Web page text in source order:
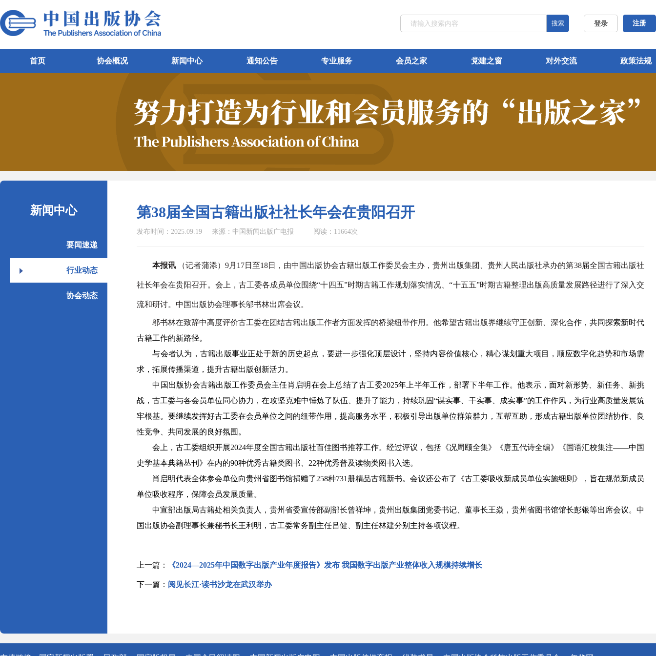
登录 注册
搜索
首页 协会概况 新闻中心 通知公告 专业服务 会员之家 党建之窗 对外交流 政策法规
新闻中心
要闻速递
行业动态
协会动态
第38届全国古籍出版社社长年会在贵阳召开
发布时间：2025.09.19 来源：中国新闻出版广电报 阅读：11664次
本报讯 （记者蒲添）9月17日至18日，由中国出版协会古籍出版工作委员会主办，贵州出版集团、贵州人民出版社承办的第38届全国古籍出版社
社长年会在贵阳召开。会上，古工委各成员单位围绕“十四五”时期古籍工作规划落实情况、“十五五”时期古籍整理出版高质量发展路径进行了深入交
流和研讨。中国出版协会理事长邬书林出席会议。
邬书林在致辞中高度评价古工委在团结古籍出版工作者方面发挥的桥梁纽带作用。他希望古籍出版界继续守正创新、深化合作，共同探索新时代
古籍工作的新路径。
与会者认为，古籍出版事业正处于新的历史起点，要进一步强化顶层设计，坚持内容价值核心，精心谋划重大项目，顺应数字化趋势和市场需
求，拓展传播渠道，提升古籍出版创新活力。
中国出版协会古籍出版工作委员会主任肖启明在会上总结了古工委2025年上半年工作，部署下半年工作。他表示，面对新形势、新任务、新挑
战，古工委与各会员单位同心协力，在攻坚克难中锤炼了队伍、提升了能力，持续巩固“谋实事、干实事、成实事”的工作作风，为行业高质量发展筑
牢根基。要继续发挥好古工委在会员单位之间的纽带作用，提高服务水平，积极引导出版单位群策群力，互帮互助，形成古籍出版单位团结协作、良
性竞争、共同发展的良好氛围。
会上，古工委组织开展2024年度全国古籍出版社百佳图书推荐工作。经过评议，包括《况周颐全集》《唐五代诗全编》《国语汇校集注——中国
史学基本典籍丛刊》在内的90种优秀古籍类图书、22种优秀普及读物类图书入选。
肖启明代表全体参会单位向贵州省图书馆捐赠了258种731册精品古籍新书。会议还公布了《古工委吸收新成员单位实施细则》，旨在规范新成员
单位吸收程序，保障会员发展质量。
中宣部出版局古籍处相关负责人，贵州省委宣传部副部长曾祥坤，贵州出版集团党委书记、董事长王焱，贵州省图书馆馆长彭银等出席会议。中
国出版协会副理事长兼秘书长王利明，古工委常务副主任吕健、副主任林建分别主持各项议程。
上一篇： 《2024—2025年中国数字出版产业年度报告》发布 我国数字出版产业整体收入规模持续增长
下一篇： 阅见长江·读书沙龙在武汉举办